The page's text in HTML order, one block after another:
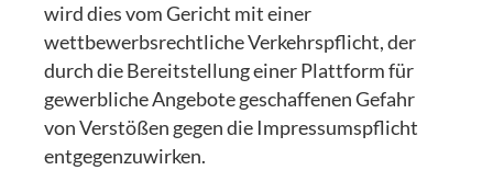
wird dies vom Gericht mit einer
wettbewerbsrechtliche Verkehrspflicht, der
durch die Bereitstellung einer Plattform für
gewerbliche Angebote geschaffenen Gefahr
von Verstößen gegen die Impressumspflicht
entgegenzuwirken.